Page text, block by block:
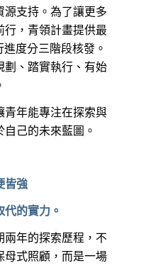
源支持。為了讓更多
行，青領計畫提供最
度分三階段核發。
劃、踏實執行、有始
青年能專注在探索與
己的未來藍圖。
皆強
的實力。
兩年的探索歷程，不
母式照顧，而是一場